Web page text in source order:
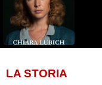
LA STORIA